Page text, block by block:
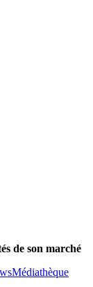
de son marché
Médiathèque